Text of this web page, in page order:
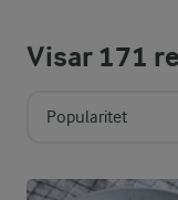
Visar171
Popularitet